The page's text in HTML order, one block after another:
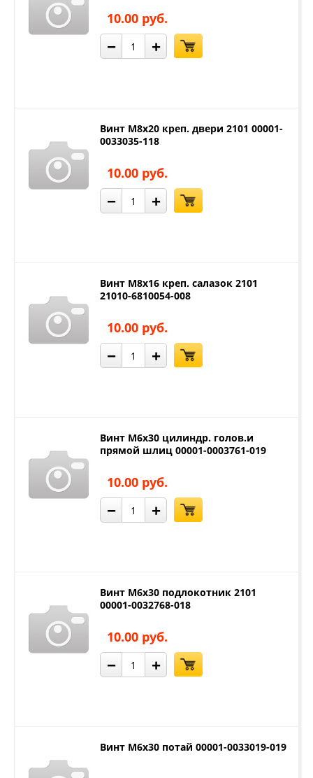
10.00 руб.
− +
Винт М8х20 креп. двери 2101 00001-
0033035-118
10.00 руб.
− +
Винт М8х16 креп. салазок 2101
21010-6810054-008
10.00 руб.
− +
Винт М6х30 цилиндр. голов.и
прямой шлиц 00001-0003761-019
10.00 руб.
− +
Винт М6х30 подлокотник 2101
00001-0032768-018
10.00 руб.
− +
Винт М6х30 потай 00001-0033019-019